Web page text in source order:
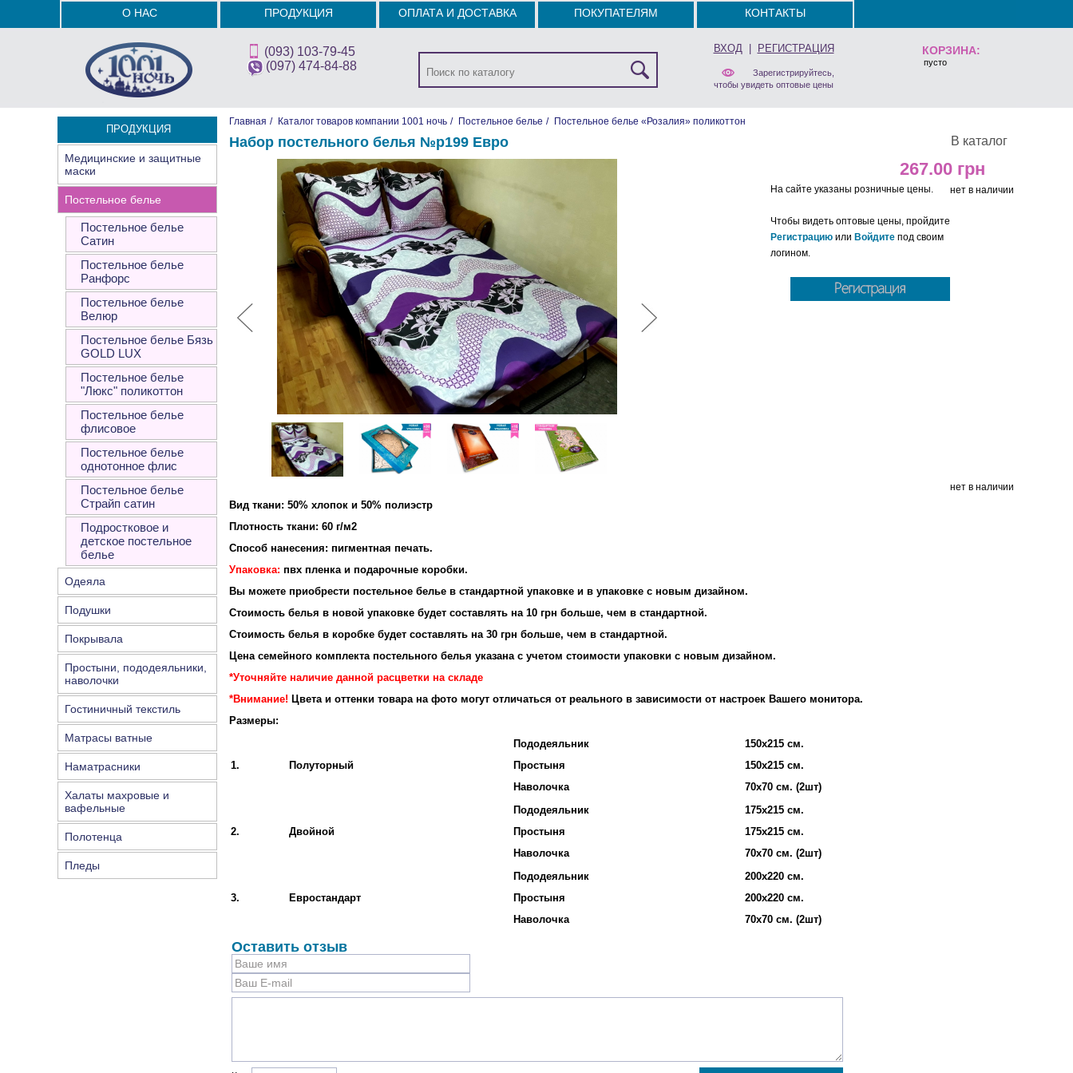
КОРЗИНА:
пусто
О НАС ПРОДУКЦИЯ ОПЛАТА И ДОСТАВКА ПОКУПАТЕЛЯМ КОНТАКТЫ
(093) 103-79-45
(097) 474-84-88
ВХОД| РЕГИСТРАЦИЯ
Зарегистрируйтесь,
чтобы увидеть оптовые цены
ПРОДУКЦИЯ
Медицинские и защитные
маски
Постельное белье
Постельное белье
Сатин
Постельное белье
Ранфорс
Постельное белье
Велюр
Постельное белье Бязь
GOLD LUX
Постельное белье
"Люкс" поликоттон
Постельное белье
флисовое
Постельное белье
однотонное флис
Постельное белье
Страйп сатин
Подростковое и
детское постельное
белье
Одеяла
Подушки
Покрывала
Простыни, пододеяльники,
наволочки
Гостиничный текстиль
Матрасы ватные
Наматрасники
Халаты махровые и
вафельные
Полотенца
Пледы
Главная / Каталог товаров компании 1001 ночь / Постельное белье / Постельное белье «Розалия» поликоттон
В каталог
Набор постельного белья №р199 Евро
267.00
нет в наличии
На сайте указаны розничные цены.
Чтобы видеть оптовые цены, пройдите
Регистрацию или Войдите под своим
логином.
нет в наличии
Вид ткани: 50% хлопок и 50% полиэстр
Плотность ткани: 60 г/м2
Способ нанесения: пигментная печать.
Упаковка: пвх пленка и подарочные коробки.
Вы можете приобрести постельное белье в стандартной упаковке и в упаковке с новым дизайном.
Стоимость белья в новой упаковке будет составлять на 10 грн больше, чем в стандартной.
Стоимость белья в коробке будет составлять на 30 грн больше, чем в стандартной.
Цена семейного комплекта постельного белья указана с учетом стоимости упаковки с новым дизайном.
*Уточняйте наличие данной расцветки на складе
*Внимание! Цвета и оттенки товара на фото могут отличаться от реального в зависимости от настроек Вашего монитора.
Размеры:
1. Полуторный
Пододеяльник
Простыня
Наволочка
150х215 см.
150х215 см.
70х70 см. (2шт)
2. Двойной
Пододеяльник
Простыня
Наволочка
175х215 см.
175х215 см.
70х70 см. (2шт)
3. Евростандарт
Пододеяльник
Простыня
Наволочка
200х220 см.
200х220 см.
70х70 см. (2шт)
Оставить отзыв